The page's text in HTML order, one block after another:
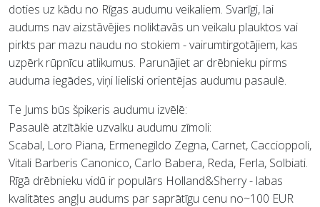
doties uz kādu no Rīgas audumu veikaliem. Svarīgi, lai
audums nav aizstāvējies noliktavās un veikalu plauktos vai
pirkts par mazu naudu no stokiem - vairumtirgotājiem, kas
uzpērk rūpnīcu atlikumus. Parunājiet ar drēbnieku pirms
auduma iegādes, viņi lieliski orientējas audumu pasaulē.
Te Jums būs špikeris audumu izvēlē:
Pasaulē atzītākie uzvalku audumu zīmoli:
Scabal, Loro Piana, Ermenegildo Zegna, Carnet, Caccioppoli,
Vitali Barberis Canonico, Carlo Babera, Reda, Ferla, Solbiati.
Rīgā drēbnieku vidū ir populārs Holland&Sherry - labas
kvalitātes angļu audums par saprātīgu cenu no~100 EUR